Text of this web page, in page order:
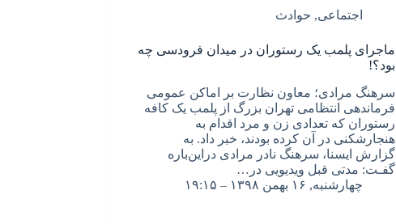
اجتماعی, حوادث
ماجرای پلمب یک رستوران در میدان فرودسی چه
بود؟!
سرهنگ مرادی؛ معاون نظارت بر اماکن عمومی
فرماندهی انتظامی تهران بزرگ از پلمب یک کافه
رستوران که تعدادی زن و مرد اقدام به
هنجارشکنی در آن کرده بودند، خبر داد. به
گزارش ایسنا، سرهنگ نادر مرادی دراین‌باره
گفـت: مدتی قبل ویدیویی در…
چهارشنبه, ۱۶ بهمن ۱۳۹۸ – ۱۹:۱۵